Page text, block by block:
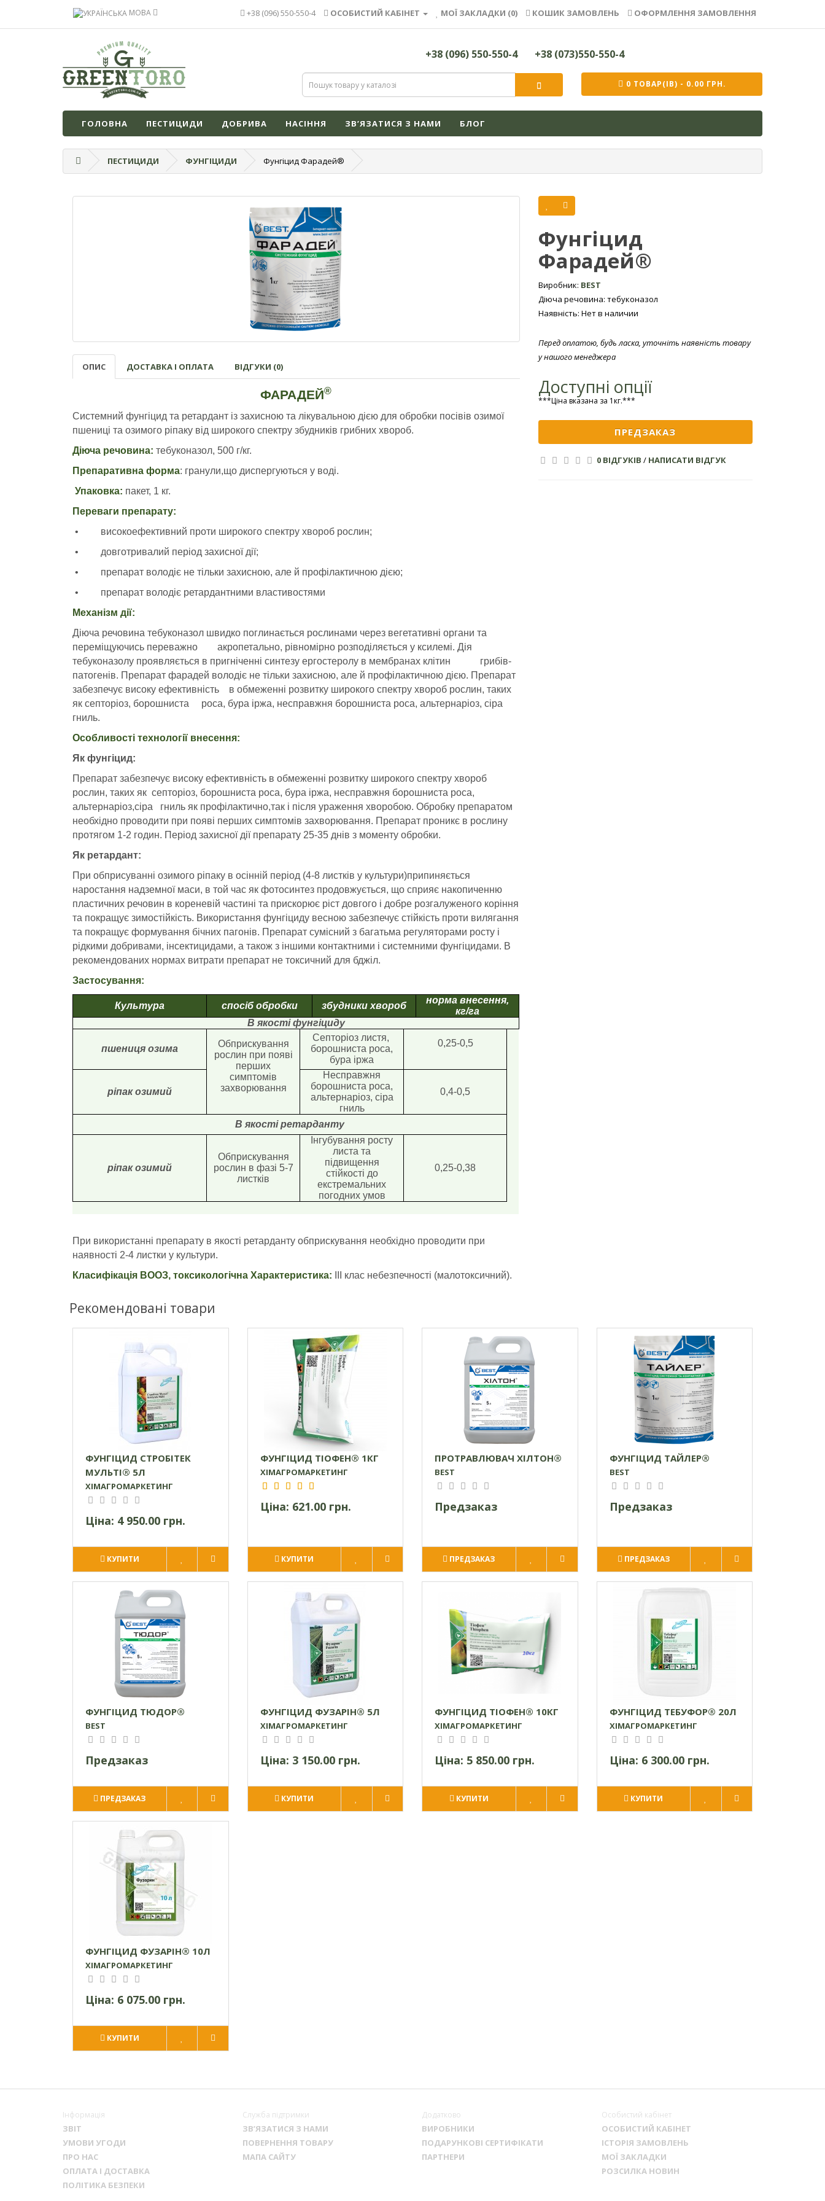
МОВА +38 (096) 550-550-4 ОСОБИСТИЙ КАБІНЕТ МОЇ ЗАКЛАДКИ (0) КОШИК ЗАМОВЛЕНЬ ОФОРМЛЕННЯ ЗАМОВЛЕННЯ
+38 (096) 550-550-4 +38 (073)550-550-4
0 ТОВАР(ІВ) - 0.00 ГРН.
ГОЛОВНА ПЕСТИЦИДИ ДОБРИВА НАСІННЯ ЗВ’ЯЗАТИСЯ З НАМИ БЛОГ
ПЕСТИЦИДИ ФУНГІЦИДИ Фунгіцид Фарадей®
ОПИС ДОСТАВКА І ОПЛАТА ВІДГУКИ (0)
ФАРАДЕЙ®
Системний фунгіцид та ретардант із захисною та лікувальною дією для обробки посівів озимої
пшениці та озимого ріпаку від широкого спектру збудників грибних хвороб.
Діюча речовина: тебуконазол, 500 г/кг.
Препаративна форма: гранули,що диспергуються у воді.
Упаковка: пакет, 1 кг.
Переваги препарату:
• високоефективний проти широкого спектру хвороб рослин;
• довготривалий період захисної дії;
• препарат володіє не тільки захисною, але й профілактичною дією;
• препарат володіє ретардантними властивостями
Механізм дії:
Діюча речовина тебуконазол швидко поглинається рослинами через вегетативні органи та
переміщуючись переважно акропетально, рівномірно розподіляється у ксилемі. Дія
тебуконазолу проявляється в пригніченні синтезу ергостеролу в мембранах клітин грибів-
патогенів. Препарат фарадей володіє не тільки захисною, але й профілактичною дією. Препарат
забезпечує високу ефективність в обмеженні розвитку широкого спектру хвороб рослин, таких
як септоріоз, борошниста роса, бура іржа, несправжня борошниста роса, альтернаріоз, сіра
гниль.
Особливості технології внесення:
Як фунгіцид:
Препарат забезпечує високу ефективність в обмеженні розвитку широкого спектру хвороб
рослин, таких як септоріоз, борошниста роса, бура іржа, несправжня борошниста роса,
альтернаріоз,сіра гниль як профілактично,так і після ураження хворобою. Обробку препаратом
необхідно проводити при появі перших симптомів захворювання. Препарат проникє в рослину
протягом 1-2 годин. Період захисної дії препарату 25-35 днів з моменту обробки.
Як ретардант:
При обприсуванні озимого ріпаку в осінній період (4-8 листків у культури)припиняється
наростання надземної маси, в той час як фотосинтез продовжується, що сприяє накопиченню
пластичних речовин в кореневій частині та прискорює ріст довгого і добре розгалуженого коріння
та покращує зимостійкість. Використання фунгіциду весною забезпечує стійкість проти вилягання
та покращує формування бічних пагонів. Препарат сумісний з багатьма регуляторами росту і
рідкими добривами, інсектицидами, а також з іншими контактними і системними фунгіцидами. В
рекомендованих нормах витрати препарат не токсичний для бджіл.
Застосування:
Культура спосіб обробки збудники хвороб
норма внесення,
кг/га
В якості фунгіциду
пшениця озима
Обприскування
рослин при появі
перших
симптомів
захворювання
Септоріоз листя,
борошниста роса,
бура іржа
0,25-0,5
ріпак озимий
Несправжня
борошниста роса,
альтернаріоз, сіра
гниль
0,4-0,5
В якості ретарданту
ріпак озимий
Обприскування
рослин в фазі 5-7
листків
Інгубування росту
листа та
підвищення
стійкості до
екстремальних
погодних умов
0,25-0,38
При використанні препарату в якості ретарданту обприскування необхідно проводити при
наявності 2-4 листки у культури.
Класифікація ВООЗ, токсикологічна Характеристика:
ІІІ клас небезпечності (малотоксичний).
Фунгіцид
Фарадей®
Виробник: BEST
Діюча речовина: тебуконазол
Наявність: Нет в наличии
Перед оплатою, будь ласка, уточніть наявність товару
у нашого менеджера
Доступні опції
***Ціна вказана за 1кг.***
ПРЕДЗАКАЗ
0 ВІДГУКІВ / НАПИСАТИ ВІДГУК
Рекомендовані товари
ФУНГІЦИД СТРОБІТЕК
МУЛЬТІ® 5Л
ХІМАГРОМАРКЕТИНГ
Ціна: 4 950.00 грн.
КУПИТИ
ФУНГІЦИД ТІОФЕН® 1КГ
ХІМАГРОМАРКЕТИНГ
Ціна: 621.00 грн.
КУПИТИ
ПРОТРАВЛЮВАЧ ХІЛТОН®
BEST
Предзаказ
ПРЕДЗАКАЗ
ФУНГІЦИД ТАЙЛЕР®
BEST
Предзаказ
ПРЕДЗАКАЗ
ФУНГІЦИД ТЮДОР®
BEST
Предзаказ
ПРЕДЗАКАЗ
ФУНГІЦИД ФУЗАРІН® 5Л
ХІМАГРОМАРКЕТИНГ
Ціна: 3 150.00 грн.
КУПИТИ
ФУНГІЦИД ТІОФЕН® 10КГ
ХІМАГРОМАРКЕТИНГ
Ціна: 5 850.00 грн.
КУПИТИ
ФУНГІЦИД ТЕБУФОР® 20Л
ХІМАГРОМАРКЕТИНГ
Ціна: 6 300.00 грн.
КУПИТИ
ФУНГІЦИД ФУЗАРІН® 10Л
ХІМАГРОМАРКЕТИНГ
Ціна: 6 075.00 грн.
КУПИТИ
Інформація
ЗВІТ
УМОВИ УГОДИ
ПРО НАС
ОПЛАТА І ДОСТАВКА
ПОЛІТИКА БЕЗПЕКИ
Служба підтримки
ЗВ’ЯЗАТИСЯ З НАМИ
ПОВЕРНЕННЯ ТОВАРУ
МАПА САЙТУ
Додатково
ВИРОБНИКИ
ПОДАРУНКОВІ СЕРТИФІКАТИ
ПАРТНЕРИ
Особистий кабінет
ОСОБИСТИЙ КАБІНЕТ
ІСТОРІЯ ЗАМОВЛЕНЬ
МОЇ ЗАКЛАДКИ
РОЗСИЛКА НОВИН